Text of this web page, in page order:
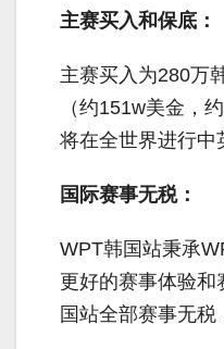
主赛买入和保底：
主赛买入为280万
（约151w美金，
将在全世界进行中
国际赛事无税：
WPT韩国站秉承
更好的赛事体验和
国站全部赛事无税